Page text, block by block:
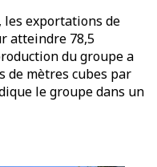
les exportations de
atteindre 78,5
du groupe a
de mètres cubes par
le groupe dans un